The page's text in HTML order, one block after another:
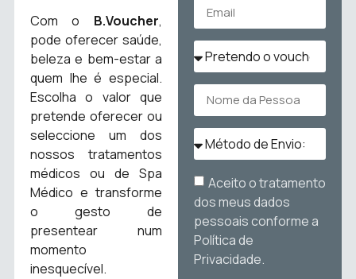
Com o B.Voucher,
pode oferecer saúde,
beleza e bem-estar a
quem lhe é especial.
Escolha o valor que
pretende oferecer ou
seleccione um dos
nossos tratamentos
médicos ou de Spa
Médico e transforme
o gesto de
presentear num
momento
inesquecível.
Aceito o tratamento
dos meus dados
pessoais conforme a
Política de
Privacidade.